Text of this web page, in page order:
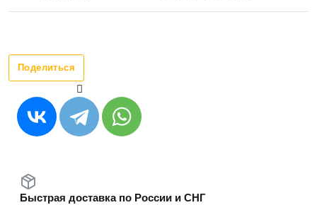
Поделиться
Быстрая доставка по России и СНГ